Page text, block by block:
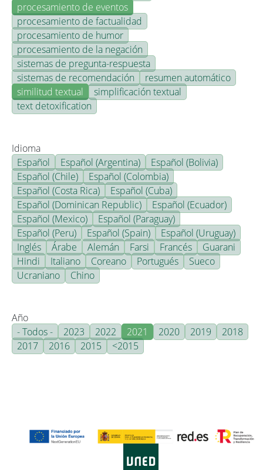
procesamiento de eventos
procesamiento de factualidad
procesamiento de humor
procesamiento de la negación
sistemas de pregunta-respuesta
sistemas de recomendación
resumen automático
similitud textual
simplificación textual
text detoxification
Idioma
Español
Español (Argentina)
Español (Bolivia)
Español (Chile)
Español (Colombia)
Español (Costa Rica)
Español (Cuba)
Español (Dominican Republic)
Español (Ecuador)
Español (Mexico)
Español (Paraguay)
Español (Peru)
Español (Spain)
Español (Uruguay)
Inglés
Árabe Alemán Farsi Francés
Guarani
Hindi
Italiano Coreano Portugués
Sueco
Ucraniano
Chino
Año
- Todos -
2023 2022 2021 2020 2019
2018
2017
2016 2015 <2015